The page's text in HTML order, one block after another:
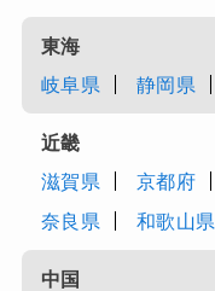
東海
岐阜県
静岡県
近畿
滋賀県
京都府
奈良県
和歌山県
中国